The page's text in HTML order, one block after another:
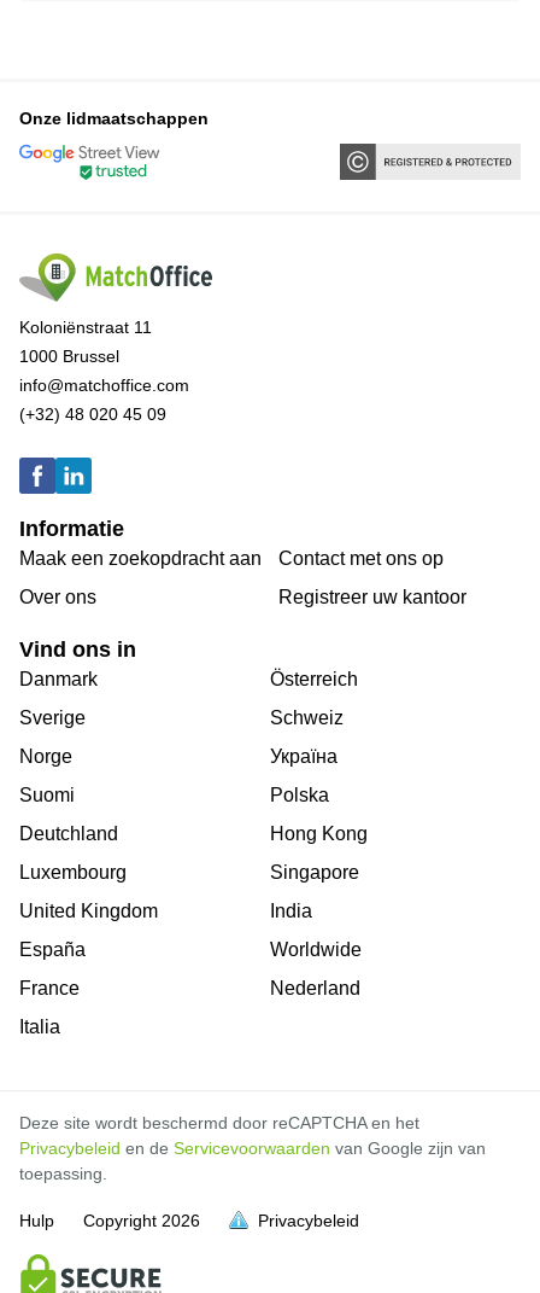
vol is
vol is
vol is
vol is
vol is
vol is
vol is
vol is
vol is
vol is
Onze lidmaatschappen
Koloniënstraat 11
1000 Brussel
info@matchoffice.com
(+32) 48 020 45 09
Informatie
Maak een zoekopdracht aan
Over ons
Contact met ons op
Registreer uw kantoor
Vind ons in
Danmark
Sverige
Norge
Suomi
Deutchland
Luxembourg
United Kingdom
España
France
Italia
Österreich
Schweiz
Україна
Polska
Hong Kong
Singapore
India
Worldwide
Nederland
Deze site wordt beschermd door reCAPTCHA en het
Privacybeleid en de Servicevoorwaarden van Google zijn van
toepassing.
Hulp Copyright 2026 Privacybeleid